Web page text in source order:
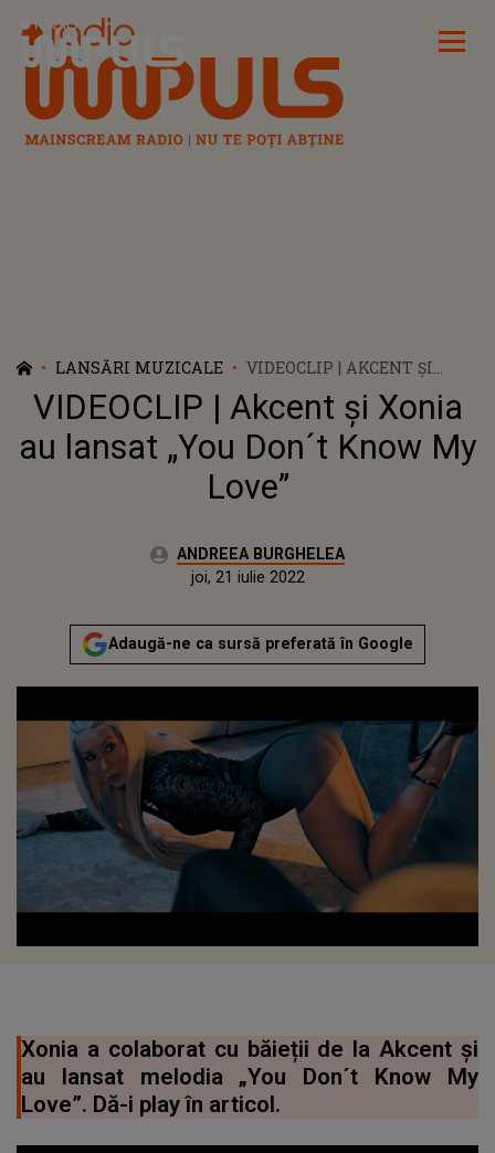
Radio Impuls
LANSĂRI MUZICALE
VIDEOCLIP | AKCENT ȘI
XONIA AU LANSAT „YOU
DON´T KNOW MY LOVE”
VIDEOCLIP | Akcent și Xonia
au lansat „You Don´t Know My
Love”
Autor:ANDREEA BURGHELEA
Actualizat:
joi, 21 iulie 2022
Adaugă-ne ca sursă preferată în Google
Xonia a colaborat cu băieții de la Akcent și
au lansat melodia „You Don´t Know My
Love”. Dă-i play în articol.